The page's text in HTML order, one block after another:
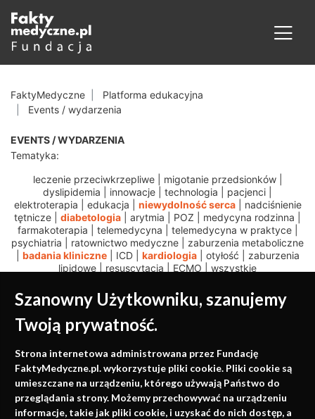
Szanowny Użytkowniku, szanujemy
Twoją prywatność.
Strona internetowa administrowana przez Fundację
FaktyMedyczne.pl. wykorzystuje pliki cookie. Pliki cookie są
umieszczane na urządzeniu, którego używają Państwo do
przeglądania strony. Możemy przechowywać na urządzeniu
informacje, takie jak pliki cookie, i uzyskać do nich dostęp, a
FaktyMedyczne
Platforma edukacyjna
Events / wydarzenia
EVENTS / WYDARZENIA
Tematyka:
leczenie przeciwkrzepliwe| migotanie przedsionków|
dyslipidemia
innowacje technologia pacjenci
elektroterapia
edukacja niewydolność serca| nadciśnienie
tętnicze
diabetologia arytmia POZ medycyna rodzinna
farmakoterapia
telemedycyna telemedycyna w praktyce|
psychiatria
ratownictwo medyczne
zaburzenia metaboliczne
badania kliniczne| ICD| kardiologia| otyłość
zaburzenia
lipidowe
resuscytacja ECMO wszystkie
Medycyna oparta na
faktach
Konferencje, szkolenia, e-learning, wydawnictwo